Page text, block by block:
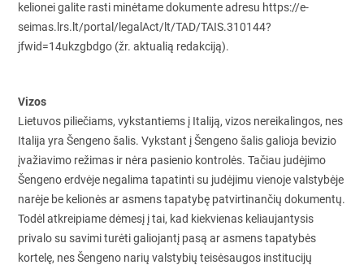
kelionei galite rasti minėtame dokumente adresu https://e-
seimas.lrs.lt/portal/legalAct/lt/TAD/TAIS.310144?
jfwid=14ukzgbdgo (žr. aktualią redakciją).
Vizos
Lietuvos piliečiams, vykstantiems į Italiją, vizos nereikalingos, nes
Italija yra Šengeno šalis. Vykstant į Šengeno šalis galioja bevizio
įvažiavimo režimas ir nėra pasienio kontrolės. Tačiau judėjimo
Šengeno erdvėje negalima tapatinti su judėjimu vienoje valstybėje
narėje be kelionės ar asmens tapatybę patvirtinančių dokumentų.
Todėl atkreipiame dėmesį į tai, kad kiekvienas keliaujantysis
privalo su savimi turėti galiojantį pasą ar asmens tapatybės
kortelę, nes Šengeno narių valstybių teisėsaugos institucijų